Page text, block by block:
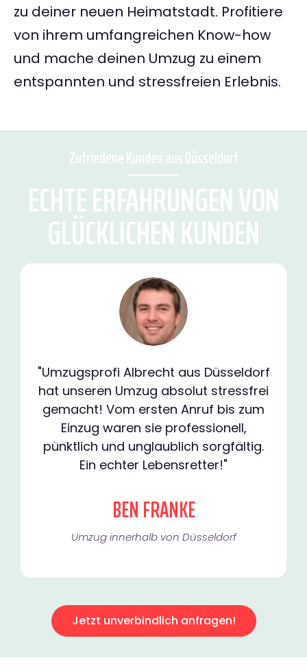
zu deiner neuen Heimatstadt. Profitiere
von ihrem umfangreichen Know-how
und mache deinen Umzug zu einem
entspannten und stressfreien Erlebnis.
Zufriedene Kunden aus Düsseldorf
ECHTE ERFAHRUNGEN VON
GLÜCKLICHEN KUNDEN
"Umzugsprofi Albrecht aus Düsseldorf
hat unseren Umzug absolut stressfrei
gemacht! Vom ersten Anruf bis zum
Einzug waren sie professionell,
pünktlich und unglaublich sorgfältig.
Ein echter Lebensretter!"
BEN FRANKE
Umzug innerhalb von Düsseldorf​
Jetzt unverbindlich anfragen!